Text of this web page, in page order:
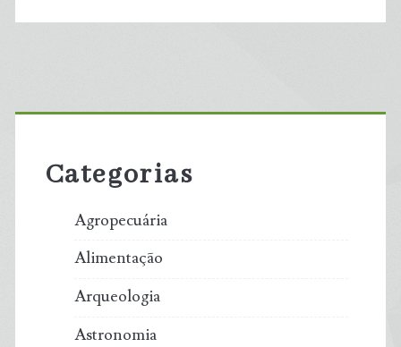
Primary
Sidebar
Categorias
Agropecuária
Alimentação
Arqueologia
Astronomia